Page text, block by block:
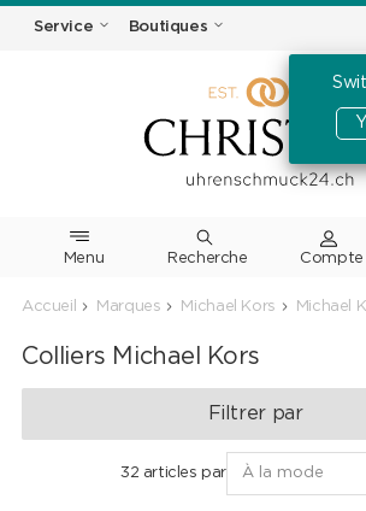
Service Boutiques
Menu Recherche
Accueil Marques Michael Kors Michael
Colliers Michael Kors
Filtrer par
32 articles par